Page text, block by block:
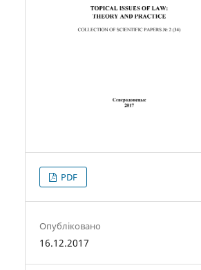
PDF
Опубліковано
16.12.2017